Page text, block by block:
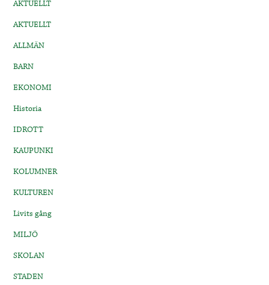
AKTUELLT
AKTUELLT
ALLMÄN
BARN
EKONOMI
Historia
IDROTT
KAUPUNKI
KOLUMNER
KULTUREN
Livits gång
MILJÖ
SKOLAN
STADEN